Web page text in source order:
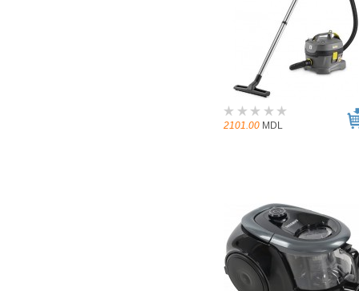
2101.00 MDL